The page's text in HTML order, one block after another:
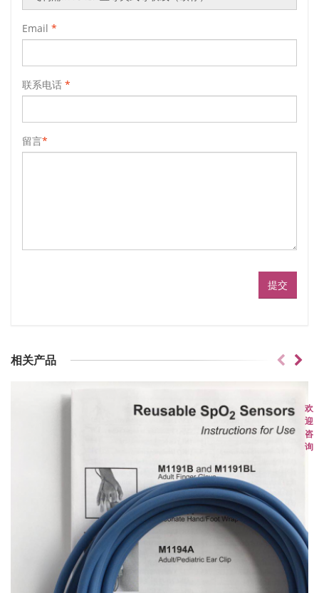
Email *
联系电话 *
留言*
相关产品
欢
迎
咨
询